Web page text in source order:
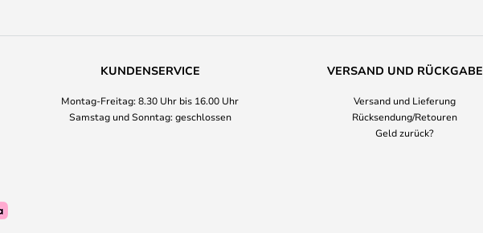
KUNDENSERVICE
Montag-Freitag: 8.30 Uhr bis 16.00 Uhr
Samstag und Sonntag: geschlossen
VERSAND UND RÜCKGABE
Versand und Lieferung
Rücksendung/Retouren
Geld zurück?